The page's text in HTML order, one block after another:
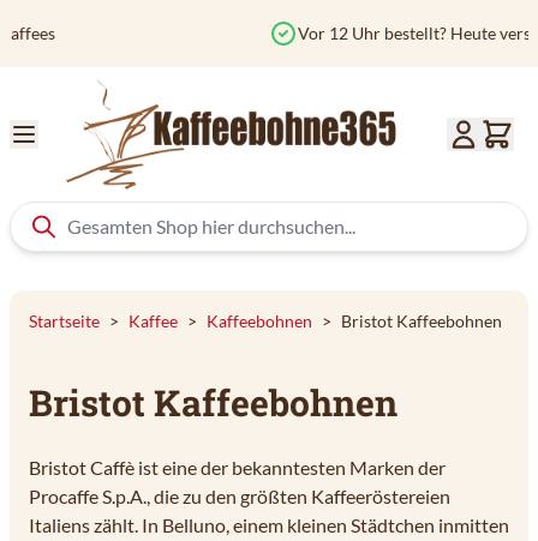
Vor 12 Uhr bestellt? Heute versendet
Startseite > Kaffee > Kaffeebohnen > Bristot Kaffeebohnen
Bristot Kaffeebohnen
Bristot Caffè ist eine der bekanntesten Marken der
Procaffe S.p.A., die zu den größten Kaffeeröstereien
Italiens zählt. In Belluno, einem kleinen Städtchen inmitten